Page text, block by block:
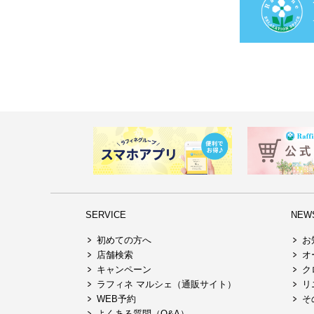
SERVICE
初めての方へ
店舗検索
キャンペーン
ラフィネ マルシェ（通販サイト）
WEB予約
お
オ
ク
そ